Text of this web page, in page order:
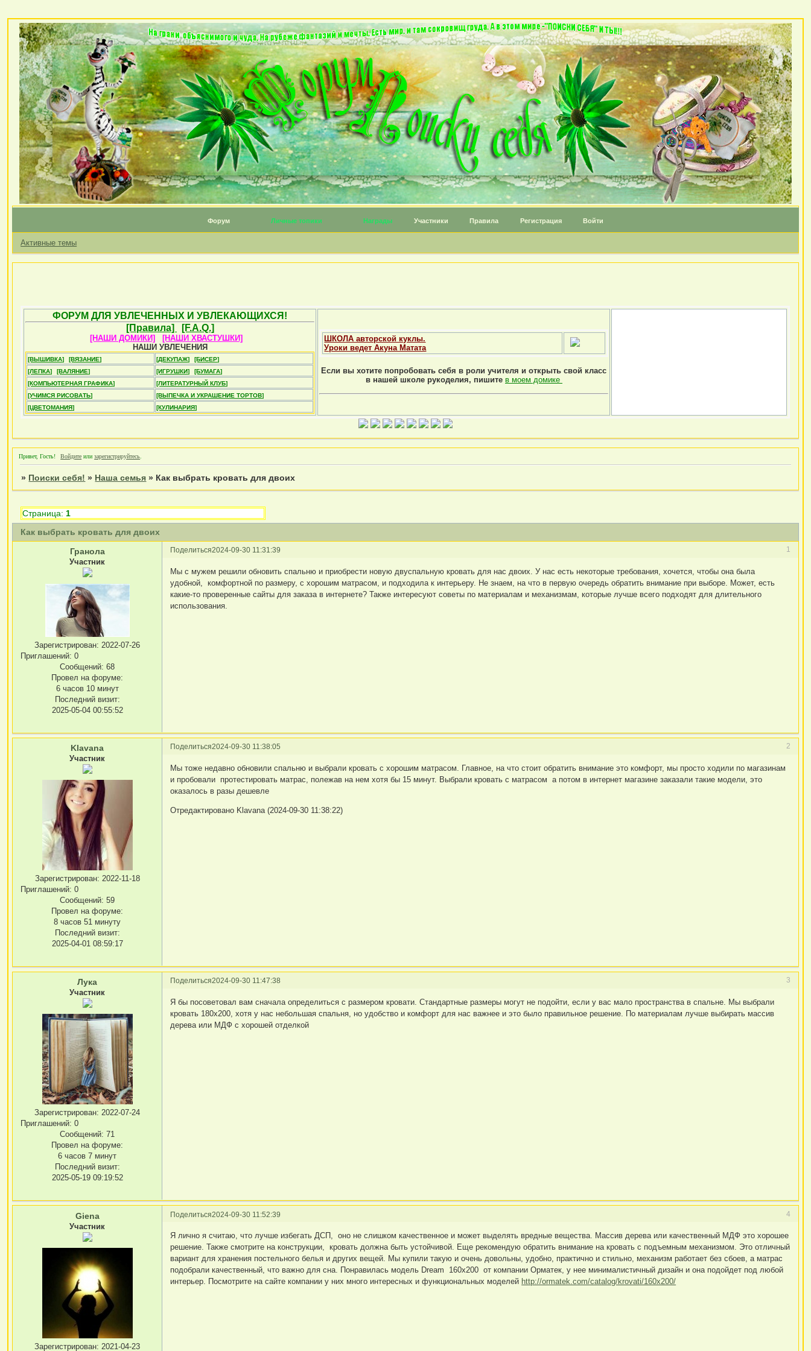
Форум Личные топики Награды Участники Правила Регистрация Войти
Активные темы
ФОРУМ ДЛЯ УВЛЕЧЕННЫХ И УВЛЕКАЮЩИХСЯ!
[Правила]
[F.A.Q.]
[НАШИ ДОМИКИ]
[НАШИ ХВАСТУШКИ]
НАШИ УВЛЕЧЕНИЯ
[ВЫШИВКА] [ВЯЗАНИЕ] [ДЕКУПАЖ]
[БИСЕР]
[ЛЕПКА]
[ВАЛЯНИЕ] [ИГРУШКИ]
[БУМАГА]
[КОМПЬЮТЕРНАЯ ГРАФИКА]
[ЛИТЕРАТУРНЫЙ КЛУБ]
[УЧИМСЯ РИСОВАТЬ]
[ВЫПЕЧКА И УКРАШЕНИЕ ТОРТОВ]
[ЦВЕТОМАНИЯ]
[КУЛИНАРИЯ]
ШКОЛА авторской куклы.
Уроки ведет Акуна Матата
Если вы хотите попробовать себя в роли учителя и открыть свой класс
в нашей школе рукоделия, пишите в моем домике
Привет, Гость! Войдите илизарегистрируйтесь
» Поиски себя! » Наша семья » Как выбрать кровать для двоих
Как выбрать кровать для двоих
Страница: 1
Поделиться 1
2024-09-30 11:31:39
Гранола
Участник
Зарегистрирован: 2022-07-26
Приглашений: 0
Сообщений: 68
Провел на форуме:
6 часов 10 минут
Последний визит:
2025-05-04 00:55:52
Мы с мужем решили обновить спальню и приобрести новую двуспальную кровать для нас двоих. У нас есть некоторые требования, хочется, чтобы она была
удобной, комфортной по размеру, с хорошим матрасом, и подходила к интерьеру. Не знаем, на что в первую очередь обратить внимание при выборе. Может, есть
какие-то проверенные сайты для заказа в интернете? Также интересуют советы по материалам и механизмам, которые лучше всего подходят для длительного
использования.
Поделиться 2
2024-09-30 11:38:05
Klavana
Участник
Зарегистрирован: 2022-11-18
Приглашений: 0
Сообщений: 59
Провел на форуме:
8 часов 51 минуту
Последний визит:
2025-04-01 08:59:17
Мы тоже недавно обновили спальню и выбрали кровать с хорошим матрасом. Главное, на что стоит обратить внимание это комфорт, мы просто ходили по магазинам
и пробовали протестировать матрас, полежав на нем хотя бы 15 минут. Выбрали кровать с матрасом а потом в интернет магазине заказали такие модели, это
оказалось в разы дешевле
Отредактировано Klavana (2024-09-30 11:38:22)
Поделиться 3
2024-09-30 11:47:38
Лука
Участник
Зарегистрирован: 2022-07-24
Приглашений: 0
Сообщений: 71
Провел на форуме:
6 часов 7 минут
Последний визит:
2025-05-19 09:19:52
Я бы посоветовал вам сначала определиться с размером кровати. Стандартные размеры могут не подойти, если у вас мало пространства в спальне. Мы выбрали
кровать 180х200, хотя у нас небольшая спальня, но удобство и комфорт для нас важнее и это было правильное решение. По материалам лучше выбирать массив
дерева или МДФ с хорошей отделкой
Поделиться 4
2024-09-30 11:52:39
Giena
Участник
Зарегистрирован: 2021-04-23
Я лично я считаю, что лучше избегать ДСП, оно не слишком качественное и может выделять вредные вещества. Массив дерева или качественный МДФ это хорошее
решение. Также смотрите на конструкции, кровать должна быть устойчивой. Еще рекомендую обратить внимание на кровать с подъемным механизмом. Это отличный
вариант для хранения постельного белья и других вещей. Мы купили такую и очень довольны, удобно, практично и стильно, механизм работает без сбоев, а матрас
подобрали качественный, что важно для сна. Понравилась модель Dream 160х200 от компании Орматек, у нее минималистичный дизайн и она подойдет под любой
интерьер. Посмотрите на сайте компании у них много интересных и функциональных моделей http://ormatek.com/catalog/krovati/160x200/